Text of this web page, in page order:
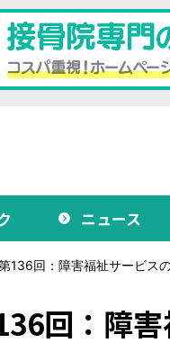
ニュース
136回：障害福祉サービス
回：障